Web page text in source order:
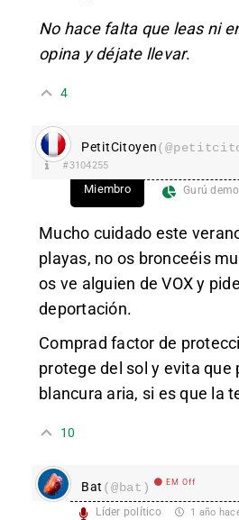
No hace falta que leas ni
opina y déjate llevar.
4
PetitCitoyen
#3104255
Miembro Gurú
Mucho cuidado este
playas, no os bronceéis
os ve alguien de VOX y
deportación.
Comprad factor de
protege del sol y evita que
blancura aria, si es que la
10
Bat (@bat) EM Off
Líder político 1 año